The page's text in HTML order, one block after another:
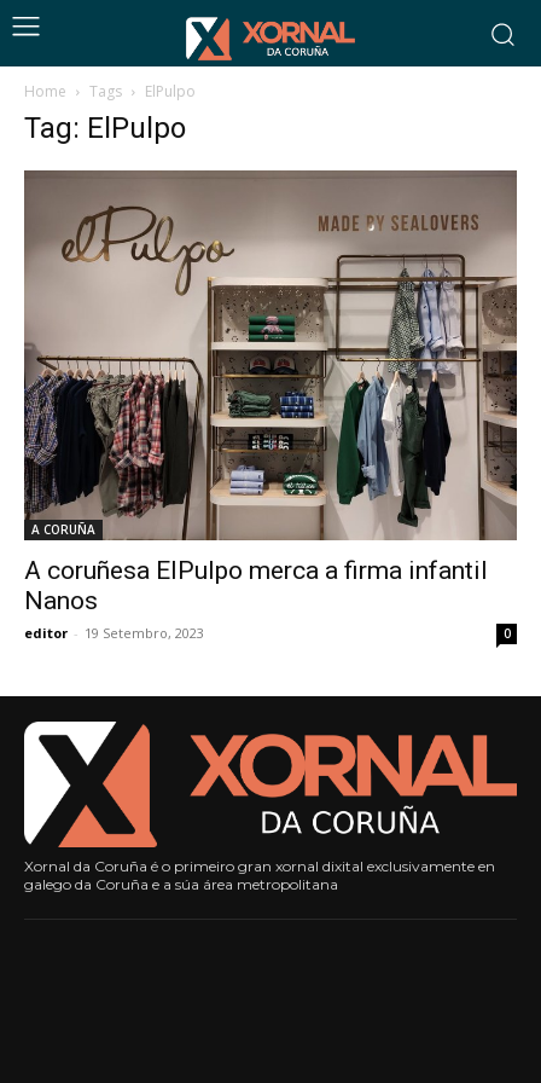
Home Tags ElPulpo
Tag: ElPulpo
A CORUÑA
A coruñesa ElPulpo merca a firma infantil
Nanos
editor - 19 Setembro, 2023 0
Xornal da Coruña é o primeiro gran xornal dixital exclusivamente en
galego da Coruña e a súa área metropolitana